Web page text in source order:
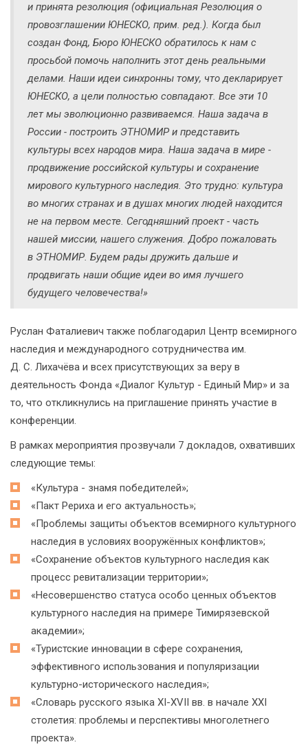
и принята резолюция (официальная Резолюция о
провозглашении ЮНЕСКО, прим. ред.). Когда был
создан Фонд, Бюро ЮНЕСКО обратилось к нам с
просьбой помочь наполнить этот день реальными
делами. Наши идеи синхронны тому, что декларирует
ЮНЕСКО, а цели полностью совпадают. Все эти 10
лет мы эволюционно развиваемся. Наша задача в
России - построить ЭТНОМИР и представить
культуры всех народов мира. Наша задача в мире -
продвижение российской культуры и сохранение
мирового культурного наследия. Это трудно: культура
во многих странах и в душах многих людей находится
не на первом месте. Сегодняшний проект - часть
нашей миссии, нашего служения. Добро пожаловать
в ЭТНОМИР. Будем рады дружить дальше и
продвигать наши общие идеи во имя лучшего
будущего человечества!»
Руслан Фаталиевич также поблагодарил Центр всемирного
наследия и международного сотрудничества им.
Д. С. Лихачёва и всех присутствующих за веру в
деятельность Фонда «Диалог Культур - Единый Мир» и за
то, что откликнулись на приглашение принять участие в
конференции.
В рамках мероприятия прозвучали 7 докладов, охвативших
следующие темы:
«Культура - знамя победителей»;
«Пакт Рериха и его актуальность»;
«Проблемы защиты объектов всемирного культурного
наследия в условиях вооружённых конфликтов»;
«Сохранение объектов культурного наследия как
процесс ревитализации территории»;
«Несовершенство статуса особо ценных объектов
культурного наследия на примере Тимирязевской
академии»;
«Туристские инновации в сфере сохранения,
эффективного использования и популяризации
культурно-исторического наследия»;
«Словарь русского языка XI-XVII вв. в начале ΧΧΙ
столетия: проблемы и перспективы многолетнего
проекта».